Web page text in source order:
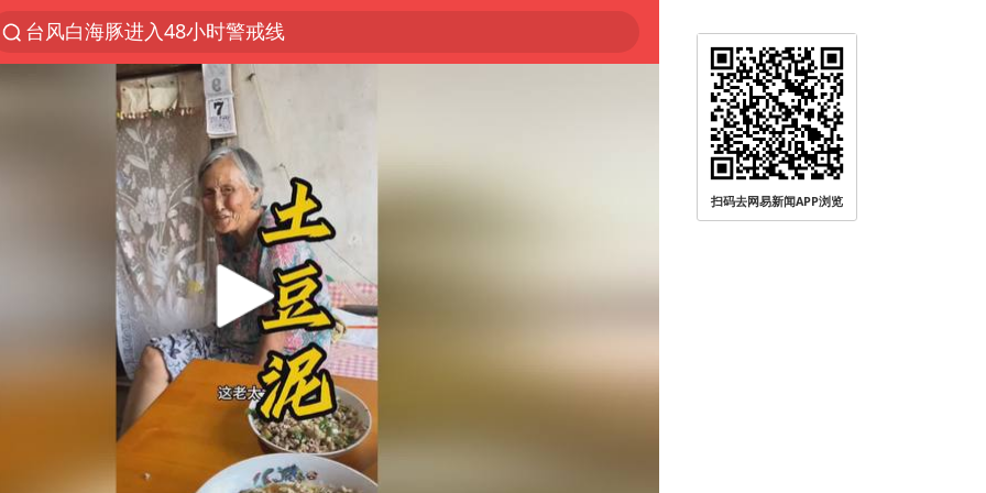
台风白海豚进入48小时警戒线
以“新”破局 首发经济点亮城市消费活力
佛得角门将亮相智利俱乐部主场
中方回应是否在太平洋海底开采稀土
宇树科技发行价格150.80元/股
看守所辅警收受10万获刑1年
宇树科技王兴兴身家有望超200亿元
五粮液渠道价一箱上涨近百元
CIA被曝已秘密设立古巴工作组
U17国足1分钟轰2球
泰国一女公务员妆容引争议 本人回应
扫码去网易新闻APP浏览